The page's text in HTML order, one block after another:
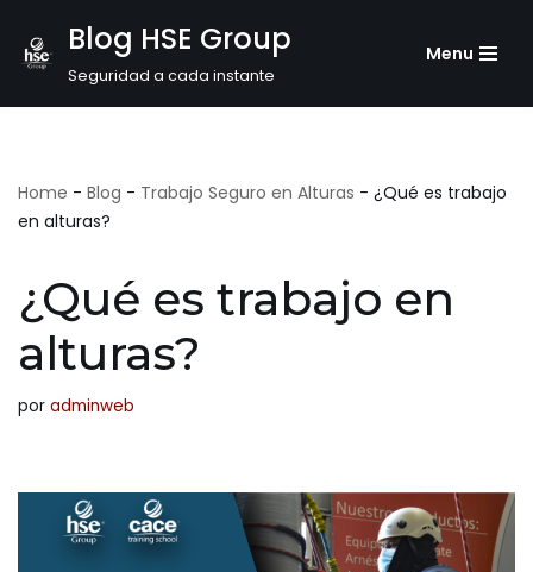
Saltar
Blog HSE Group
Seguridad a cada instante
Menu
Home - Blog - Trabajo Seguro en Alturas - ¿Qué es trabajo
en alturas?
¿Qué es trabajo en
alturas?
por adminweb